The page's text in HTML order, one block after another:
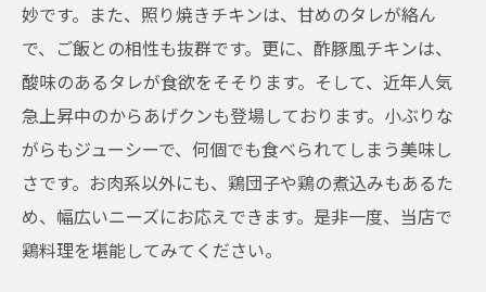
妙です。また、照り焼きチキンは、甘めのタレが絡ん
で、ご飯との相性も抜群です。更に、酢豚風チキンは、
酸味のあるタレが食欲をそそります。そして、近年人気
急上昇中のからあげクンも登場しております。小ぶりな
がらもジューシーで、何個でも食べられてしまう美味し
さです。お肉系以外にも、鶏団子や鶏の煮込みもあるた
め、幅広いニーズにお応えできます。是非一度、当店で
鶏料理を堪能してみてください。